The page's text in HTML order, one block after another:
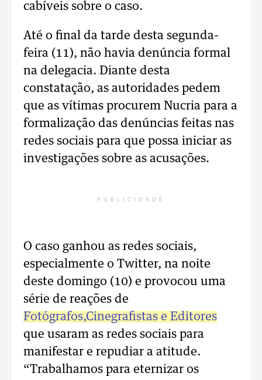
cabíveis sobre o caso.
Até o final da tarde desta segunda-
feira (11), não havia denúncia formal
na delegacia. Diante desta
constatação, as autoridades pedem
que as vítimas procurem Nucria para a
formalização das denúncias feitas nas
redes sociais para que possa iniciar as
investigações sobre as acusações.
PUBLICIDADE
O caso ganhou as redes sociais,
especialmente o Twitter, na noite
deste domingo (10) e provocou uma
série de reações de
Fotógrafos,Cinegrafistas e Editores
que usaram as redes sociais para
manifestar e repudiar a atitude.
“Trabalhamos para eternizar os